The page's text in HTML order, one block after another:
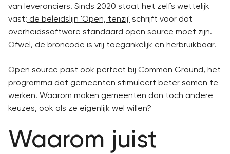
van leveranciers. Sinds 2020 staat het zelfs wettelijk
vast: de beleidslijn 'Open, tenzij' schrijft voor dat
overheidssoftware standaard open source moet zijn.
Ofwel, de broncode is vrij toegankelijk en herbruikbaar.
Open source past ook perfect bij Common Ground, het
programma dat gemeenten stimuleert beter samen te
werken. Waarom maken gemeenten dan toch andere
keuzes, ook als ze eigenlijk wel willen?
Waarom juist